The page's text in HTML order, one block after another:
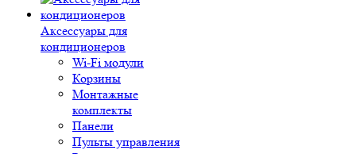
Аксессуары для
кондиционеров
Wi-Fi модули
Корзины
Монтажные
комплекты
Панели
Пульты управления